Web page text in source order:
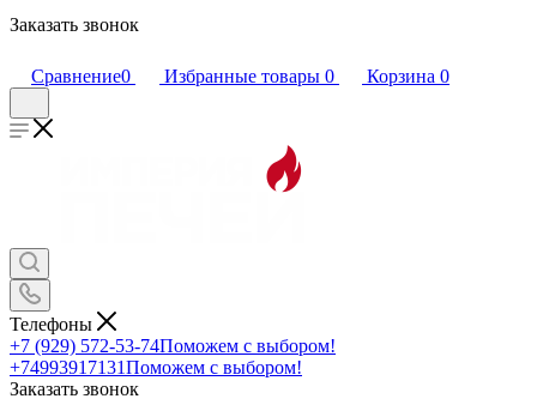
Заказать звонок
Сравнение0 Избранные товары 0 Корзина 0
Телефоны
+7 (929) 572-53-74Поможем с выбором!
+74993917131Поможем с выбором!
Заказать звонок